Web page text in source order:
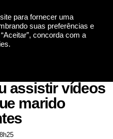
para fornecer uma
suas preferências e
concorda com a
assistir vídeos
marido